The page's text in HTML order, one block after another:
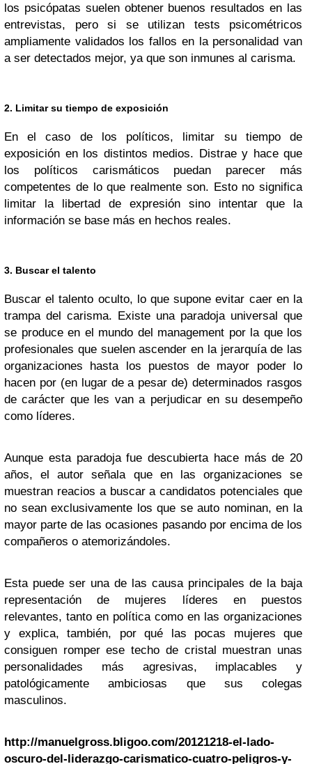
los psicópatas suelen obtener buenos resultados en las
entrevistas, pero si se utilizan tests psicométricos
ampliamente validados los fallos en la personalidad van
a ser detectados mejor, ya que son inmunes al carisma.
2. Limitar su tiempo de exposición
En el caso de los políticos, limitar su tiempo de
exposición en los distintos medios. Distrae y hace que
los políticos carismáticos puedan parecer más
competentes de lo que realmente son. Esto no significa
limitar la libertad de expresión sino intentar que la
información se base más en hechos reales.
3. Buscar el talento
Buscar el talento oculto, lo que supone evitar caer en la
trampa del carisma. Existe una paradoja universal que
se produce en el mundo del management por la que los
profesionales que suelen ascender en la jerarquía de las
organizaciones hasta los puestos de mayor poder lo
hacen por (en lugar de a pesar de) determinados rasgos
de carácter que les van a perjudicar en su desempeño
como líderes.
Aunque esta paradoja fue descubierta hace más de 20
años, el autor señala que en las organizaciones se
muestran reacios a buscar a candidatos potenciales que
no sean exclusivamente los que se auto nominan, en la
mayor parte de las ocasiones pasando por encima de los
compañeros o atemorizándoles.
Esta puede ser una de las causa principales de la baja
representación de mujeres líderes en puestos
relevantes, tanto en política como en las organizaciones
y explica, también, por qué las pocas mujeres que
consiguen romper ese techo de cristal muestran unas
personalidades más agresivas, implacables y
patológicamente ambiciosas que sus colegas
masculinos.
http://manuelgross.bligoo.com/20121218-el-lado-
oscuro-del-liderazgo-carismatico-cuatro-peligros-y-